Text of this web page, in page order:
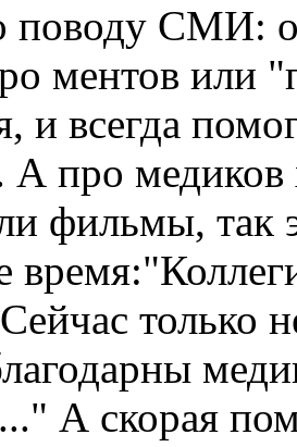
поводу СМИ:
ментов или
и всегда
А про
фильмы, так
только
А скорая